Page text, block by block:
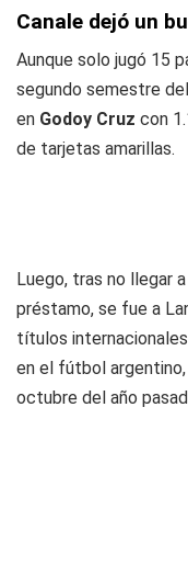
Canale dejó un
Aunque solo jugó 15
segundo semestre
en Godoy Cruz con
de tarjetas amarillas.
Luego, tras no llegar
préstamo, se fue a
títulos
en el fútbol
octubre del año